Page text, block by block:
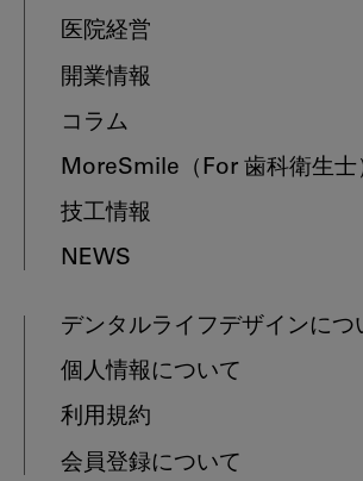
医院経営
開業情報
コラム
MoreSmile （For 歯科衛生士
技工情報
NEWS
デンタルライフデザインにつ
個人情報について
利用規約
会員登録について